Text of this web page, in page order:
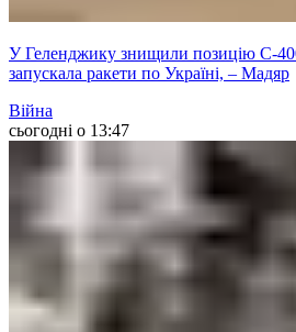
У Геленджику знищили позицію С-
запускала ракети по Україні, – Мадяр
Війна
сьогодні о 13:47